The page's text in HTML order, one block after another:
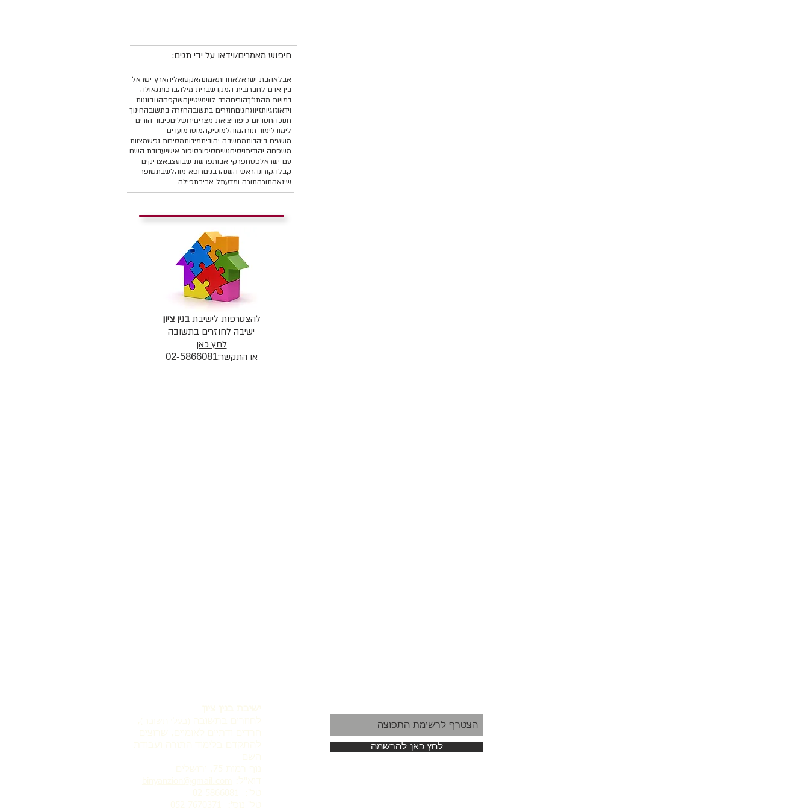
חיפוש מאמרים/וידאו על ידי תגים:
אבלאהבת ישראלאחדותאמונהאקטואליהארץ ישראל
בין אדם לחברובית המקדשברית מילהברכותגאולה
דמויות מהתנ"ךהוריםהרב לווינשטייןהשקפההתבוננות
וידאוזוגיותזיווגחגיםחוזרים בתשובהחזרה בתשובהחינוך
חנוכהחסדיום כיפוריציאת מצריםירושליםכיבוד הורים
לימודלימוד תורהמוהלמוסיקהמוסרמועדים
מושגים ביהדותמחשבה יהודיתמידותמסירות נפשמצוות
משפחה יהודיתניסיםנשיםסיפורסיפור אישיעבודת השם
עם ישראלפסחפרקי אבותפרשת שבועצבאצדיקים
קבלהקורונהראש השנהרבניםרופא מוהלשבתשופר
שינאהתורהתורה ומדעתל אביבתפילה
להצטרפות לישיבתבנין ציון
ישיבה לחוזרים בתשובה
לחץ כאן
או התקשר:02-5866081
לחץ כאן להרשמה